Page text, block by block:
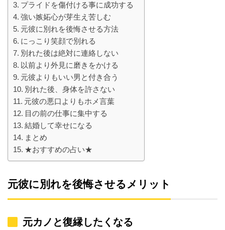
プライドを傷付ける事に成功する
強い嫉妬心が芽生え苦しむ
元彼に別れを後悔させる方法
にっこり笑顔で別れる
別れた後は絶対に連絡しない
以前より外見に磨きをかける
元彼よりもいい男と付き合う
別れた後、身体を許さない
元彼の悪口よりもホメ言葉
目の前の仕事に集中する
結婚して幸せになる
まとめ
★おすすめの占い★
元彼に別れを後悔させるメリット
元カノと復縁したくなる